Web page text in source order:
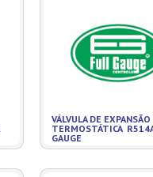
VÁLVULA DE EXPANSÃO
TERMOSTÁTICA
GAUGE